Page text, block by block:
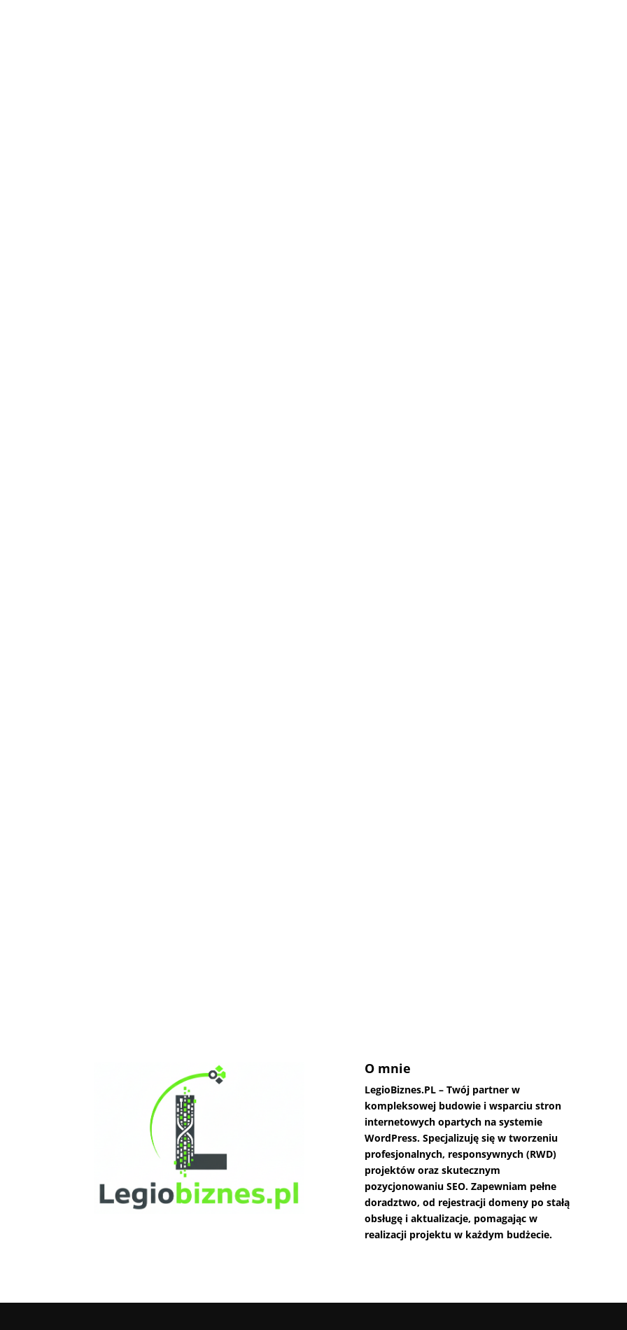
O mnie
LegioBiznes.PL – Twój partner w
kompleksowej budowie i wsparciu stron
internetowych opartych na systemie
WordPress. Specjalizuję się w tworzeniu
profesjonalnych, responsywnych (RWD)
projektów oraz skutecznym
pozycjonowaniu SEO. Zapewniam pełne
doradztwo, od rejestracji domeny po stałą
obsługę i aktualizacje, pomagając w
realizacji projektu w każdym budżecie.